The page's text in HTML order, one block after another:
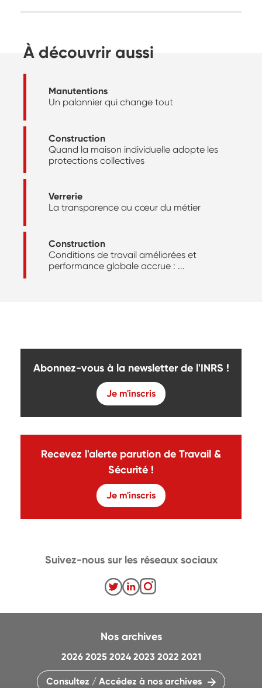
À découvrir aussi
Manutentions
Un palonnier qui change tout
Construction
Quand la maison individuelle adopte les
protections collectives
Verrerie
La transparence au cœur du métier
Construction
Conditions de travail améliorées et
performance globale accrue : ...
Abonnez-vous à la newsletter de l'INRS !
Je m'inscris
Recevez l'alerte parution de Travail &
Sécurité !
Je m'inscris
Nos archives
2026 2025 2024 2023 2022 2021
Consultez / Accédez à nos archives
Suivez-nous sur les réseaux sociaux